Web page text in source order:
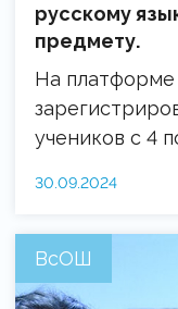
русскому
предмету.
На
учеников с 4
30.09.2024
ВсОШ